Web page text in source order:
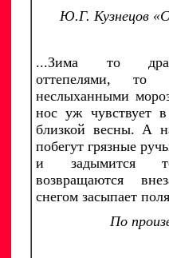
Ю.Г. Кузнецов
...Зима то
оттепелями,
неслыханными
нос уж чувствует в
близкой весны. А
побегут грязные
и задымится
возвращаются
снегом засыпает
По